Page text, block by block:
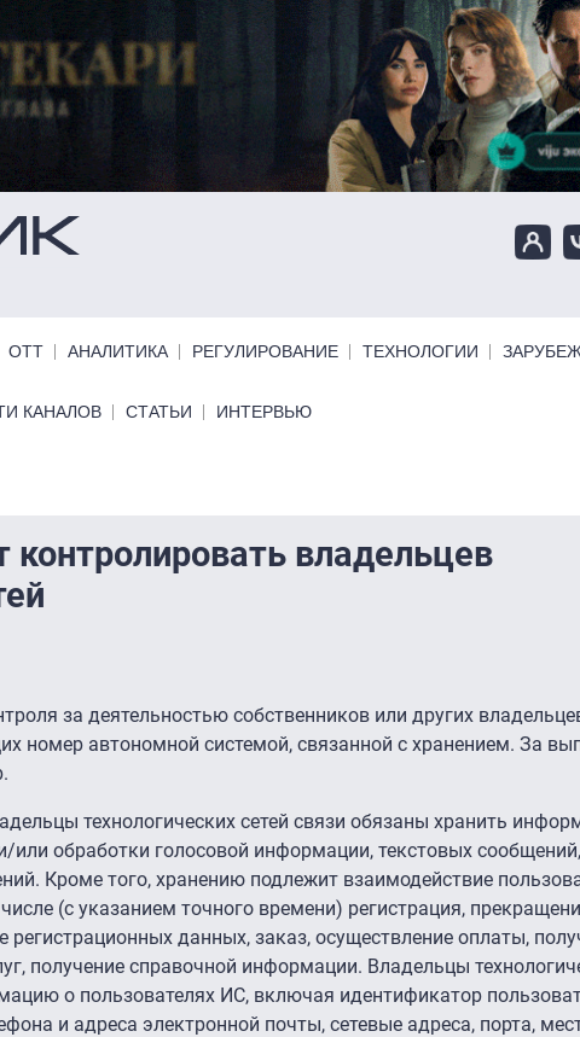
ОТТ АНАЛИТИКА РЕГУЛИРОВАНИЕ ТЕХНОЛОГИИ
КАНАЛОВ СТАТЬИ ИНТЕРВЬЮ
контролировать владельцев
за деятельностью собственников или других
номер автономной системой, связанной с хранением. За
технологических сетей связи обязаны хранить
или обработки голосовой информации, текстовых
Кроме того, хранению подлежит взаимодействие
(с указанием точного времени) регистрация,
регистрационных данных, заказ, осуществление оплаты,
получение справочной информации. Владельцы
о пользователях ИС, включая идентификатор
и адреса электронной почты, сетевые адреса, порта,